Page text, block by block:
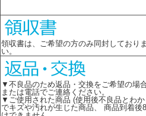
領収書は、ご希望の方のみ同封しており
い。
▼不良品のため返品・交換をご希望の
または電話でご連絡ください。
▼ご使用された商品 (使用後不良品とわ
でキズや汚れが生じた商品、 商品到着